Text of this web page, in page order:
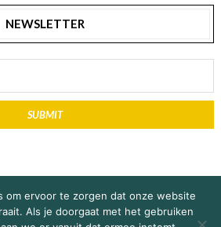
NEWSLETTER
SUBMIT
/ De Vente Media |Privacy Statement&
om ervoor te zorgen dat onze website
Als je doorgaat met het gebruiken